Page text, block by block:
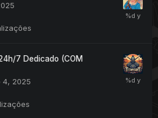
7 Dedicado (COM
4, 2025